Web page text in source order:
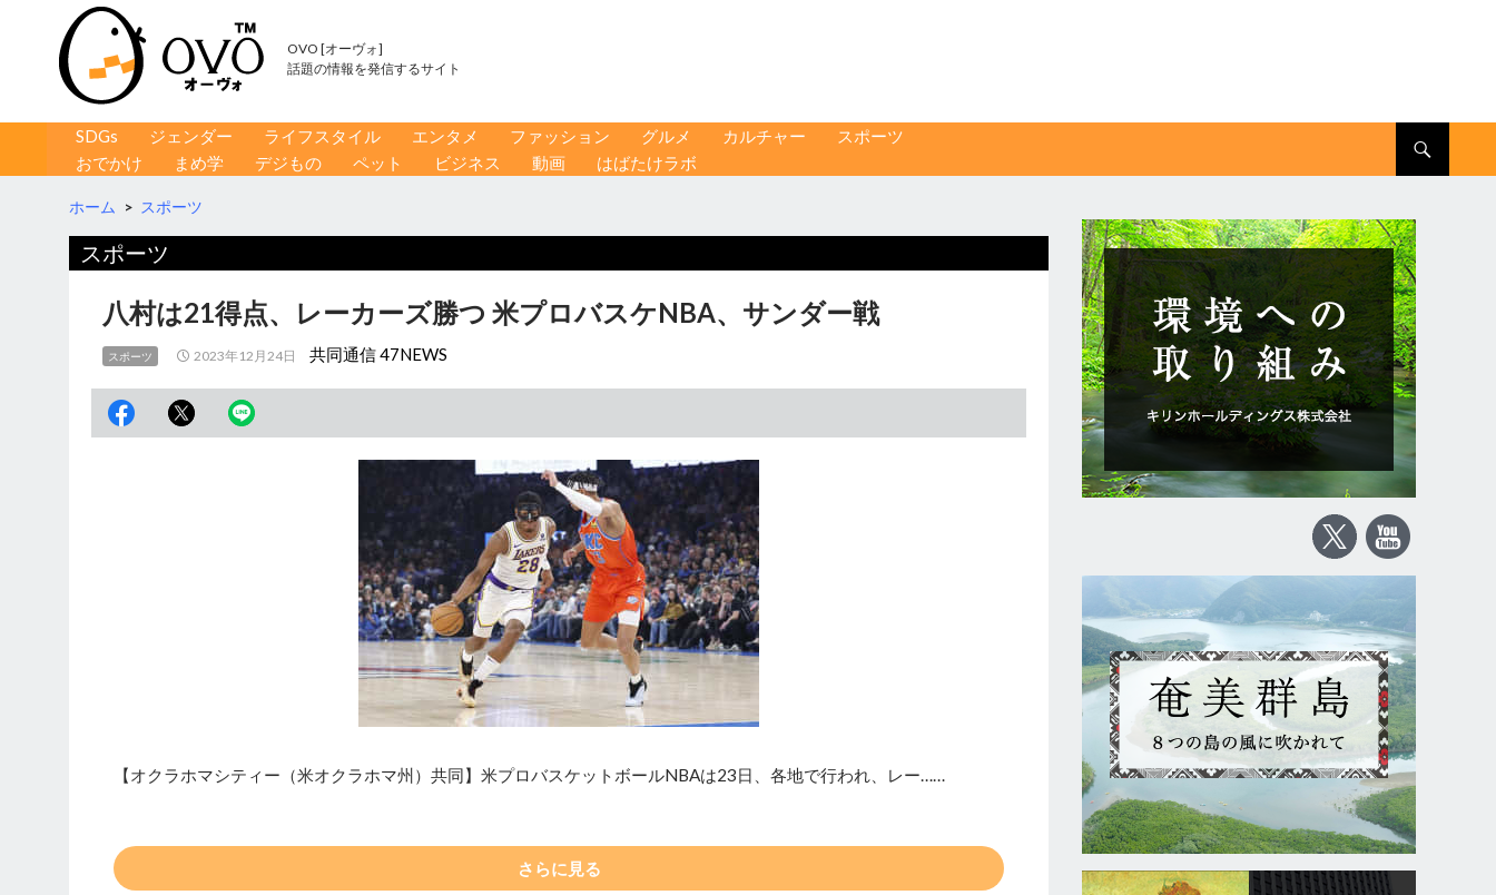
OVO [オーヴォ]
話題の情報を発信するサイト
コンテンツへ移動
SDGs ジェンダー ライフスタイル エンタメ ファッション グルメ カルチャー
スポーツ
おでかけ
まめ学 デジもの ペット ビジネス 動画 はばたけラボ
ホーム > スポーツ
スポーツ
八村は21得点、レーカーズ勝つ 米プロバスケNBA、サンダー戦
スポーツ 2023年12月24日 共同通信 47NEWS
【オクラホマシティー（米オクラホマ州）共同】米プロバスケットボールNBAは23日、各地で行われ、レー……
さらに見る